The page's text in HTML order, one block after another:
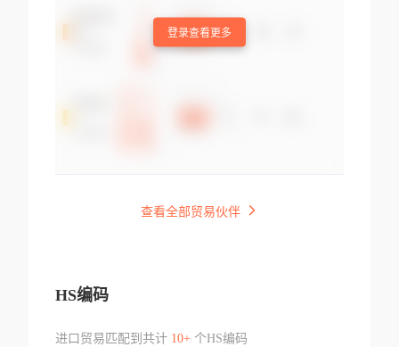
登录查看更多
查看全部贸易伙伴
HS编码
进口贸易匹配到共计 10+个HS编码